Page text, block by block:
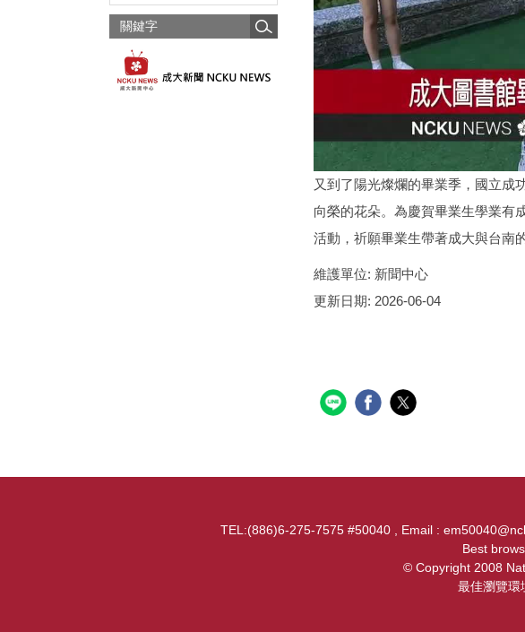
又到了陽光燦爛的畢業季，國立成
向榮的花朵。為慶賀畢業生學業有
活動，祈願畢業生帶著成大與台南
維護單位: 新聞中心
更新日期: 2026-06-04
TEL:(886)6-275-7575 #50040 , Email :
Best
© Copyright 2008
最佳瀏覽環